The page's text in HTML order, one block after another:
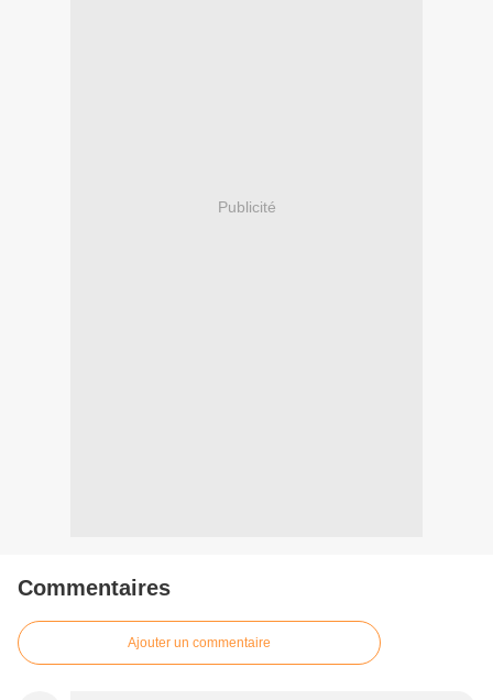
Publicité
Commentaires
Ajouter un commentaire